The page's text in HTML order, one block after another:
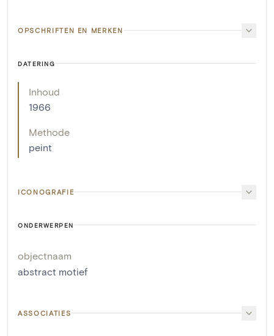
OPSCHRIFTEN EN MERKEN
DATERING
Inhoud
1966
Methode
peint
ICONOGRAFIE
ONDERWERPEN
objectnaam
abstract motief
ASSOCIATIES